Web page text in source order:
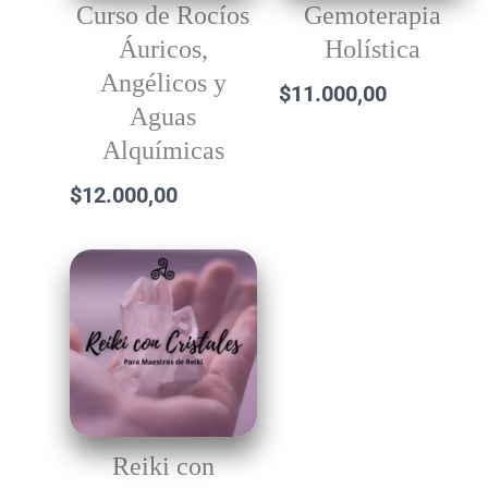
Curso de Rocíos
Áuricos,
Angélicos y
Aguas
Alquímicas
$12.000,00
Gemoterapia
Holística
$11.000,00
Reiki con